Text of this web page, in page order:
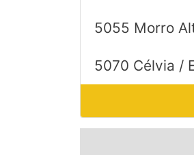
5055 Morro
5070 Célvia /